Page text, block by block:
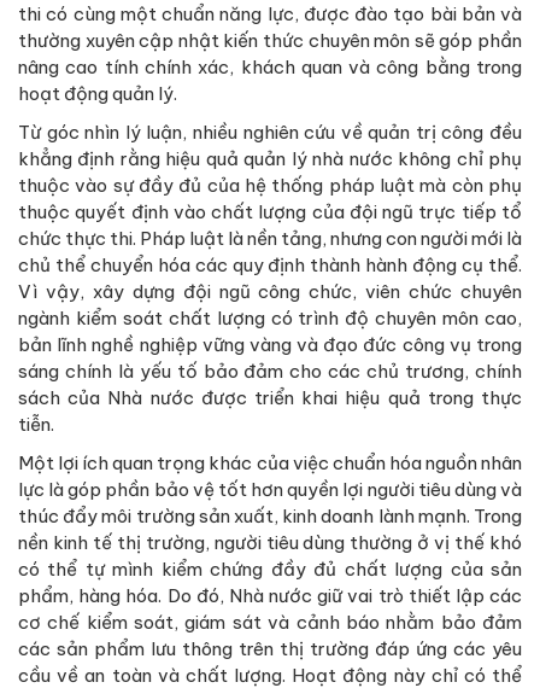
thi có cùng một chuẩn năng lực, được đào tạo bài bản và
thường xuyên cập nhật kiến thức chuyên môn sẽ góp phần
nâng cao tính chính xác, khách quan và công bằng trong
hoạt động quản lý.
Từ góc nhìn lý luận, nhiều nghiên cứu về quản trị công đều
khẳng định rằng hiệu quả quản lý nhà nước không chỉ phụ
thuộc vào sự đầy đủ của hệ thống pháp luật mà còn phụ
thuộc quyết định vào chất lượng của đội ngũ trực tiếp tổ
chức thực thi. Pháp luật là nền tảng, nhưng con người mới là
chủ thể chuyển hóa các quy định thành hành động cụ thể.
Vì vậy, xây dựng đội ngũ công chức, viên chức chuyên
ngành kiểm soát chất lượng có trình độ chuyên môn cao,
bản lĩnh nghề nghiệp vững vàng và đạo đức công vụ trong
sáng chính là yếu tố bảo đảm cho các chủ trương, chính
sách của Nhà nước được triển khai hiệu quả trong thực
tiễn.
Một lợi ích quan trọng khác của việc chuẩn hóa nguồn nhân
lực là góp phần bảo vệ tốt hơn quyền lợi người tiêu dùng và
thúc đẩy môi trường sản xuất, kinh doanh lành mạnh. Trong
nền kinh tế thị trường, người tiêu dùng thường ở vị thế khó
có thể tự mình kiểm chứng đầy đủ chất lượng của sản
phẩm, hàng hóa. Do đó, Nhà nước giữ vai trò thiết lập các
cơ chế kiểm soát, giám sát và cảnh báo nhằm bảo đảm
các sản phẩm lưu thông trên thị trường đáp ứng các yêu
cầu về an toàn và chất lượng. Hoạt động này chỉ có thể